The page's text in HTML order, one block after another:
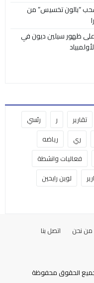
“بالون تخسيس” من
ظهور سيلين ديون في
تقارير ر
رئسي
ري
رياضه
فعاليات وانشطة
لوين رايحين
من نحن اتصل بنا